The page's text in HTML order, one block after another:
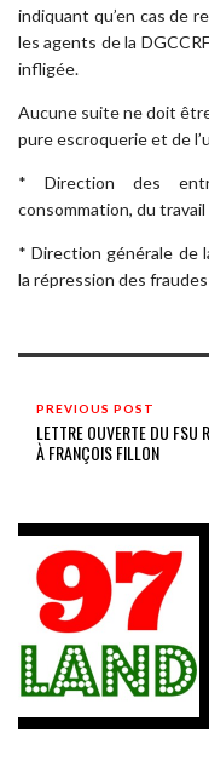
indiquant qu’en cas de
les agents de la
infligée.
Aucune suite ne doit
pure escroquerie et de
* Direction des
consommation, du travail
* Direction générale de
la répression des fraudes
PREVIOUS POST
LETTRE OUVERTE DU FSU
À FRANÇOIS FILLON